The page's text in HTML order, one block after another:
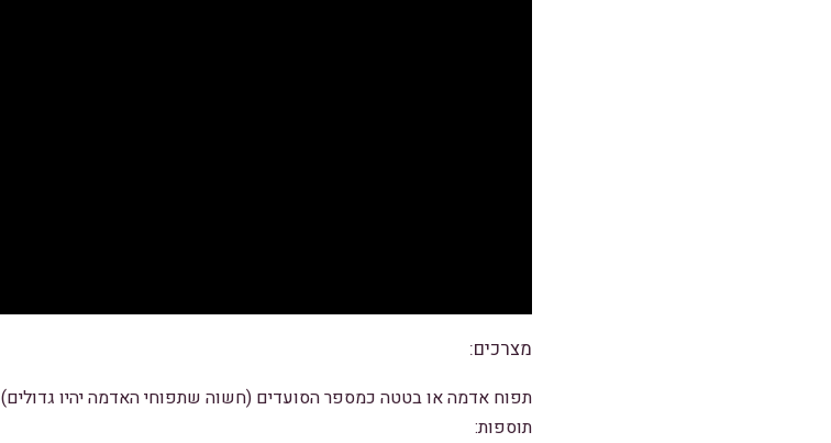
מצרכים:
תפוח אדמה או בטטה כמספר הסועדים (חשוה שתפוחי האדמה יהיו גדולים)
תוספות: